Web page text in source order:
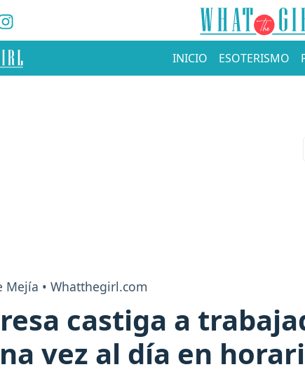
INICIO ESOTERISMO
Mejía • Whatthegirl.com
castiga a
vez al día en